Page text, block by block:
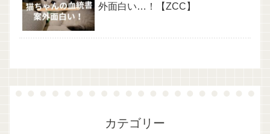
外面白い…！【ZCC】
カテゴリー